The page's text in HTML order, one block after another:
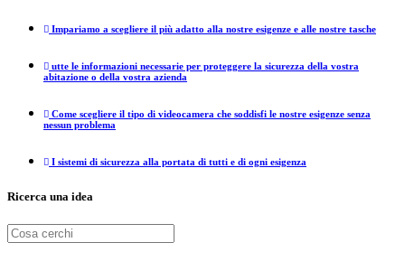
Impariamo a scegliere il più adatto alla nostre esigenze e alle nostre tasche
utte le informazioni necessarie per proteggere la sicurezza della vostra
abitazione o della vostra azienda
Come scegliere il tipo di videocamera che soddisfi le nostre esigenze senza
nessun problema
I sistemi di sicurezza alla portata di tutti e di ogni esigenza
Ricerca una idea